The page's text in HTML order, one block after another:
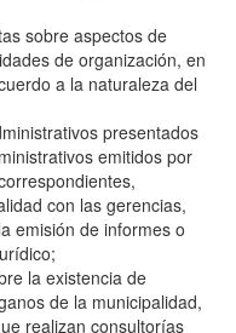
sobre aspectos de
de organización, en
a la naturaleza del
presentados
emitidos por
con las gerencias,
emisión de informes o
la existencia de
de la municipalidad,
realizan consultorías